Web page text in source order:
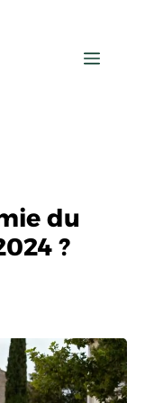
Menu
du
?